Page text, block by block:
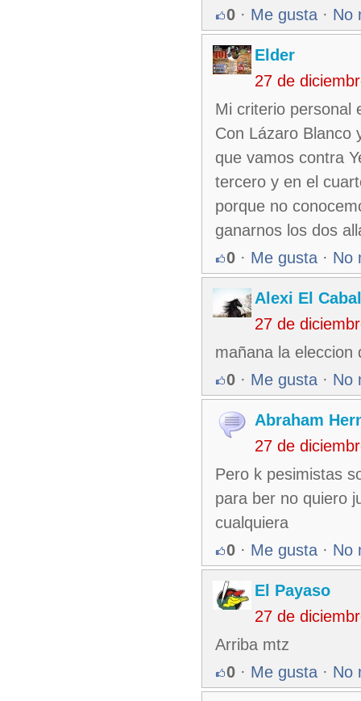
0 · Me gusta · No
Elder
27 de
Mi criterio personal
Con Lázaro Blanco
que vamos contra
tercero y en el
porque no
ganarnos los dos
0 · Me gusta · No
Alexi El
27 de
mañana la eleccion
0 · Me gusta · No
Abraham
27 de
Pero k pesimistas
para ber no quiero
cualquiera
0 · Me gusta · No
El Payaso
27 de
Arriba mtz
0 · Me gusta · No